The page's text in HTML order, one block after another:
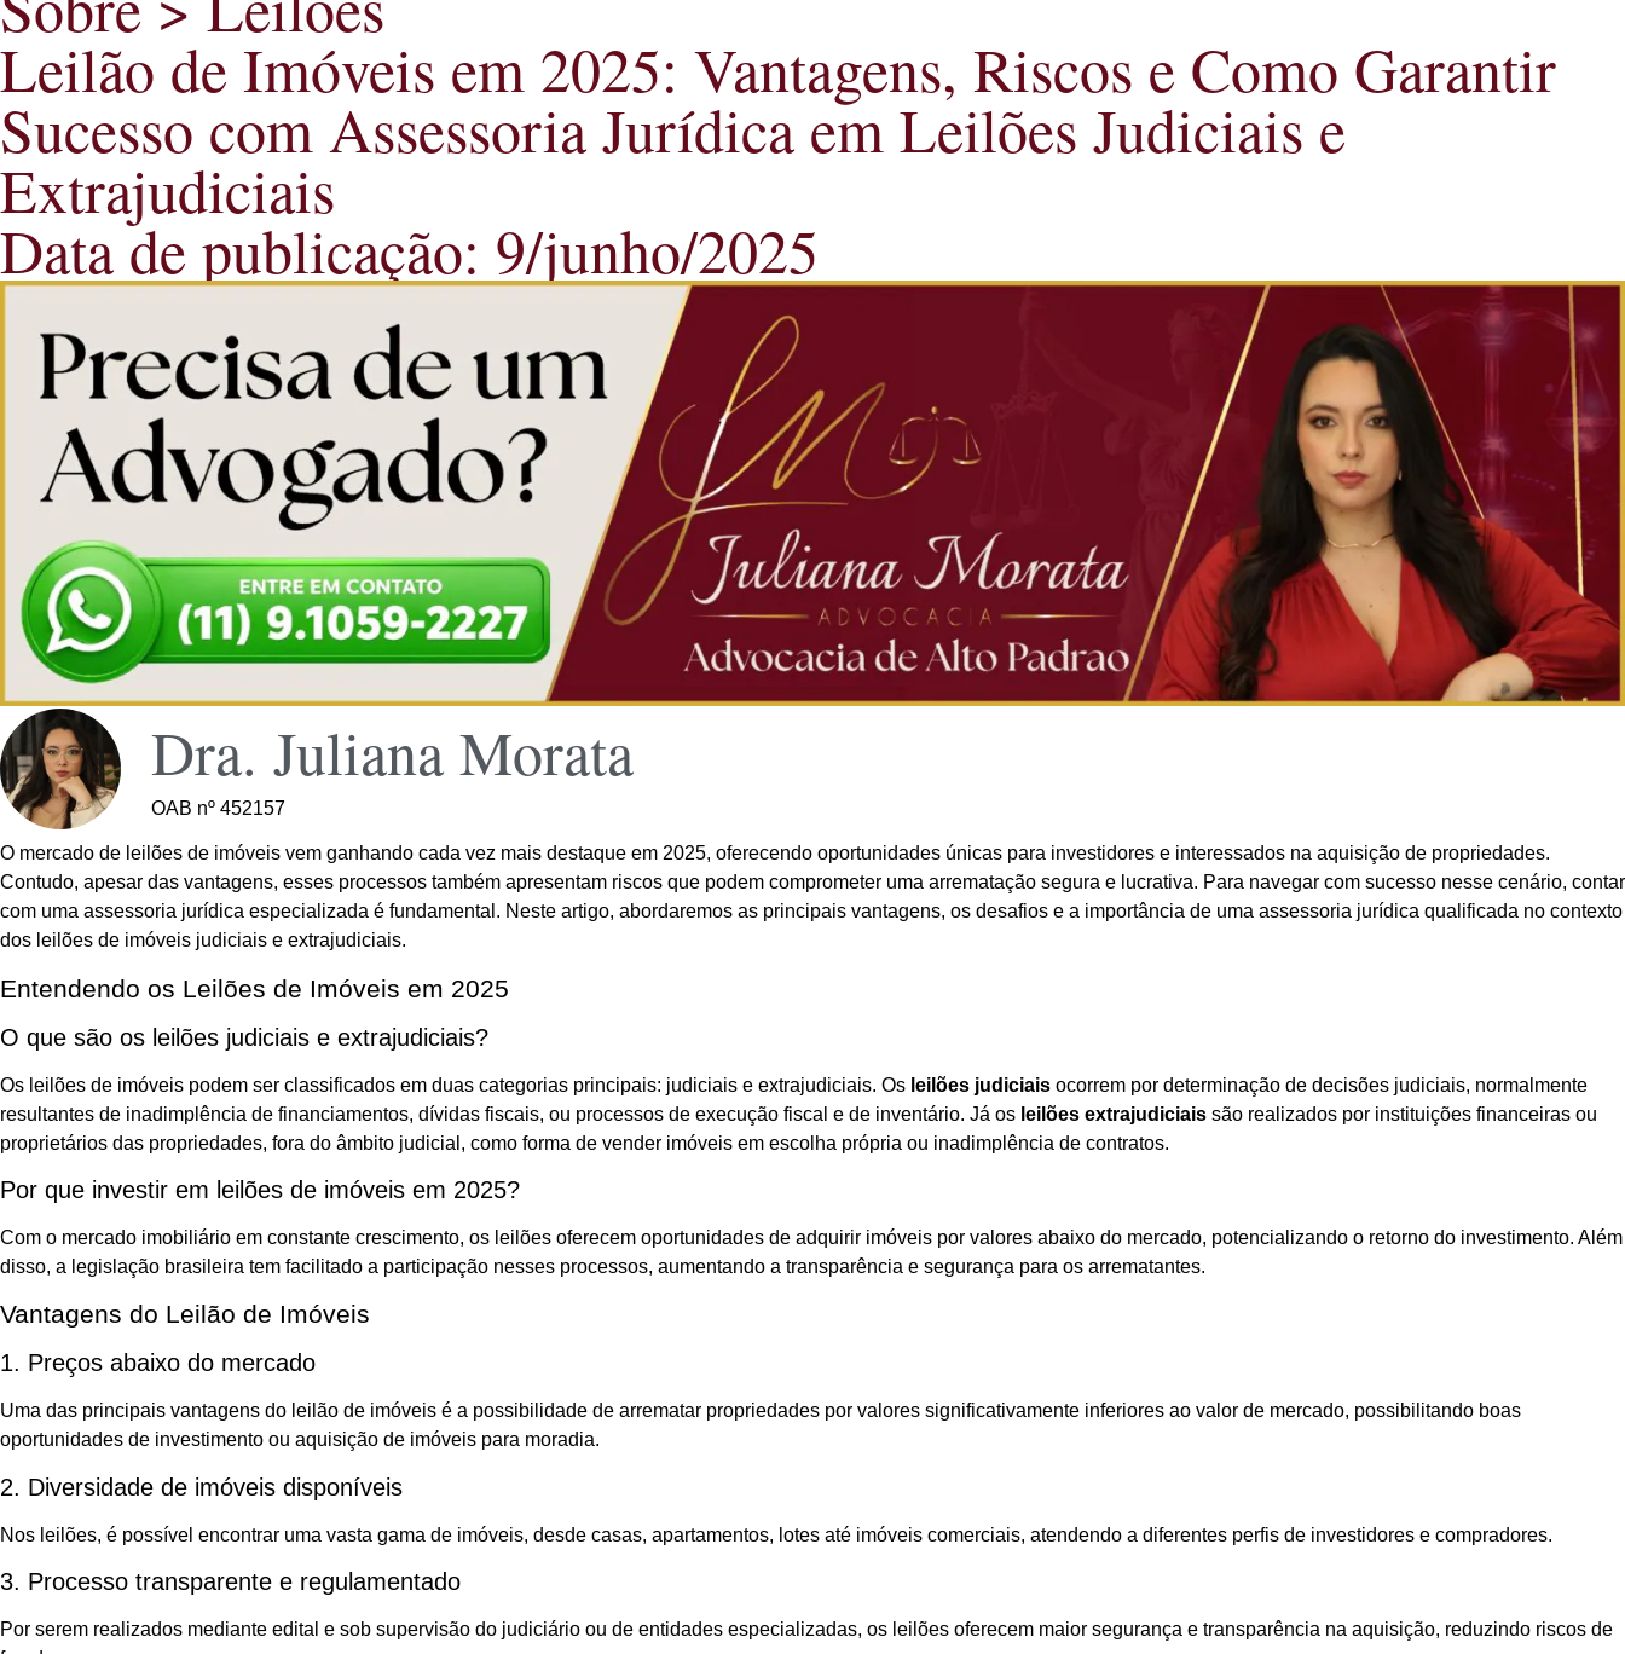
Leilão de Imóveis em 2025: Vantagens, Riscos e Como Garantir
Sucesso com Assessoria Jurídica em Leilões Judiciais e
Extrajudiciais
Data de publicação: 9/junho/2025
Dra. Juliana Morata
OAB nº 452157
O mercado de leilões de imóveis vem ganhando cada vez mais destaque em 2025, oferecendo oportunidades únicas para investidores e interessados na aquisição de propriedades.
Contudo, apesar das vantagens, esses processos também apresentam riscos que podem comprometer uma arrematação segura e lucrativa. Para navegar com sucesso nesse cenário, contar
com uma assessoria jurídica especializada é fundamental. Neste artigo, abordaremos as principais vantagens, os desafios e a importância de uma assessoria jurídica qualificada no contexto
dos leilões de imóveis judiciais e extrajudiciais.
Entendendo os Leilões de Imóveis em 2025
O que são os leilões judiciais e extrajudiciais?
Os leilões de imóveis podem ser classificados em duas categorias principais: judiciais e extrajudiciais. Os leilões judiciais ocorrem por determinação de decisões judiciais, normalmente
resultantes de inadimplência de financiamentos, dívidas fiscais, ou processos de execução fiscal e de inventário. Já os leilões extrajudiciais são realizados por instituições financeiras ou
proprietários das propriedades, fora do âmbito judicial, como forma de vender imóveis em escolha própria ou inadimplência de contratos.
Por que investir em leilões de imóveis em 2025?
Com o mercado imobiliário em constante crescimento, os leilões oferecem oportunidades de adquirir imóveis por valores abaixo do mercado, potencializando o retorno do investimento. Além
disso, a legislação brasileira tem facilitado a participação nesses processos, aumentando a transparência e segurança para os arrematantes.
Vantagens do Leilão de Imóveis
1. Preços abaixo do mercado
Uma das principais vantagens do leilão de imóveis é a possibilidade de arrematar propriedades por valores significativamente inferiores ao valor de mercado, possibilitando boas
oportunidades de investimento ou aquisição de imóveis para moradia.
2. Diversidade de imóveis disponíveis
Nos leilões, é possível encontrar uma vasta gama de imóveis, desde casas, apartamentos, lotes até imóveis comerciais, atendendo a diferentes perfis de investidores e compradores.
3. Processo transparente e regulamentado
Por serem realizados mediante edital e sob supervisão do judiciário ou de entidades especializadas, os leilões oferecem maior segurança e transparência na aquisição, reduzindo riscos de